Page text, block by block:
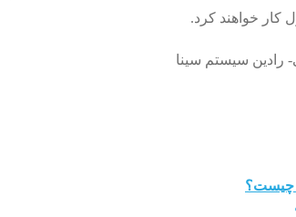
کار خواهند کرد.
چیست؟